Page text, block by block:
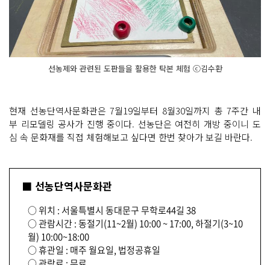
선농제와 관련된 도판들을 활용한 탁본 체험 ⓒ김수환
현재 선농단역사문화관은 7월19일부터 8월30일까지 총 7주간 내
부 리모델링 공사가 진행 중이다. 선농단은 여전히 개방 중이니 도
심 속 문화재를 직접 체험해보고 싶다면 한번 찾아가 보길 바란다.
■ 선농단역사문화관
○ 위치 : 서울특별시 동대문구 무학로44길 38
○ 관람시간 : 동절기(11~2월) 10:00 ~ 17:00, 하절기(3~10
월) 10:00~18:00
○ 휴관일 : 매주 월요일, 법정공휴일